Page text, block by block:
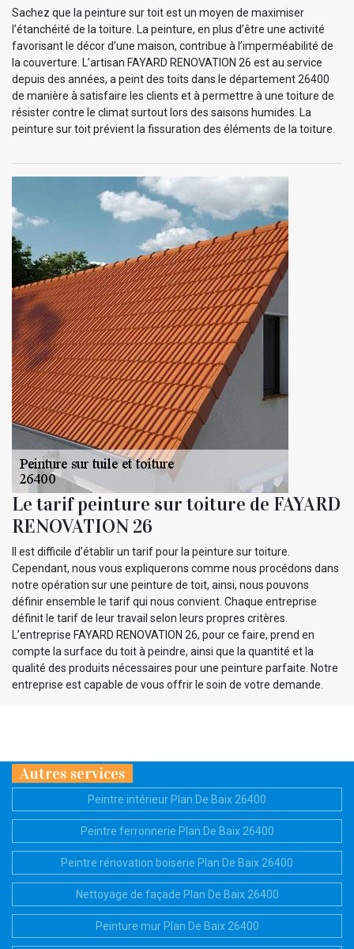
Sachez que la peinture sur toit est un moyen de maximiser
l’étanchéité de la toiture. La peinture, en plus d’être une activité
favorisant le décor d’une maison, contribue à l’imperméabilité de
la couverture. L’artisan FAYARD RENOVATION 26 est au service
depuis des années, a peint des toits dans le département 26400
de manière à satisfaire les clients et à permettre à une toiture de
résister contre le climat surtout lors des saisons humides. La
peinture sur toit prévient la fissuration des éléments de la toiture.
Le tarif peinture sur toiture de FAYARD
RENOVATION 26
Il est difficile d’établir un tarif pour la peinture sur toiture.
Cependant, nous vous expliquerons comme nous procédons dans
notre opération sur une peinture de toit, ainsi, nous pouvons
définir ensemble le tarif qui nous convient. Chaque entreprise
définit le tarif de leur travail selon leurs propres critères.
L’entreprise FAYARD RENOVATION 26, pour ce faire, prend en
compte la surface du toit à peindre, ainsi que la quantité et la
qualité des produits nécessaires pour une peinture parfaite. Notre
entreprise est capable de vous offrir le soin de votre demande.
Autres services
Peintre intérieur Plan De Baix 26400
Peintre ferronnerie Plan De Baix 26400
Peintre rénovation boiserie Plan De Baix 26400
Nettoyage de façade Plan De Baix 26400
Peinture mur Plan De Baix 26400